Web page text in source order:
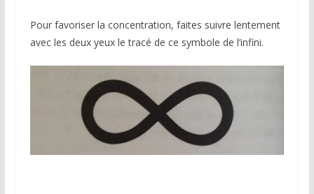
Pour favoriser la concentration, faites suivre lentement
avec les deux yeux le tracé de ce symbole de l’infini.